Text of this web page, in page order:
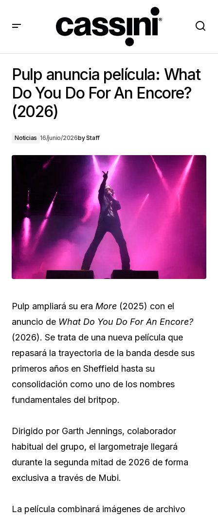
(2026)
Pulp anuncia película: What
Do You Do For An Encore?
(2026)
Noticias 16/junio/2026byStaff
Pulp ampliará su era More (2025) con el
anuncio de What Do You Do For An Encore?
(2026). Se trata de una nueva película que
repasará la trayectoria de la banda desde sus
primeros años en Sheffield hasta su
consolidación como uno de los nombres
fundamentales del britpop.
Dirigido por Garth Jennings, colaborador
habitual del grupo, el largometraje llegará
durante la segunda mitad de 2026 de forma
exclusiva a través de Mubi.
La película combinará imágenes de archivo